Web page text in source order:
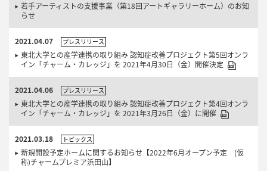
若手アーティストの支援事業（第18回アートギャラリーホーム）のお知
らせ
2021.04.07 プレスリリース
東北大学との産学連携の取り組み 認知症改善プロジェクト第5回オンラ
イン「チャーム・カレッジ」を 2021年4月30日（金）開催決定
2021.04.06 プレスリリース
東北大学との産学連携の取り組み 認知症改善プロジェクト第4回オンラ
イン「チャーム・カレッジ」を 2021年3月26日（金）に開催
2021.03.18 トピックス
新規開設予定ホームに関するお知らせ【2022年6月オープン予定 (仮
称)チャームプレミア浜田山】